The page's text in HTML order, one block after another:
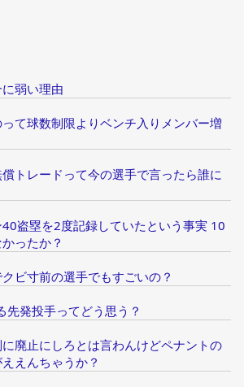
弱い理由
て球数制限よりベンチ入りメンバー増
トレードって今の選手で言ったら誰に
盗塁を2度記録していたという事実 10
ったか？
ビ寸前の選手でもすごいの？
発投手ってどう思う？
廃止にしろとは言わんけどペナントの
えんちゃうか？